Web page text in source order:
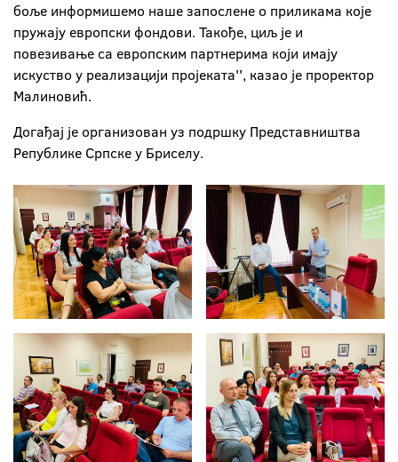
боље информишемо наше запослене о приликама које
пружају европски фондови. Такође, циљ је и
повезивање са европским партнерима који имају
искуство у реализацији пројеката'', казао је проректор
Малиновић.
Догађај je организован уз подршку Представништва
Републике Српске у Бриселу.